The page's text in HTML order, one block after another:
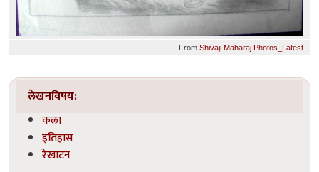
From Shivaji Maharaj Photos_Latest
लेखनविषय:
कला
इतिहास
रेखाटन